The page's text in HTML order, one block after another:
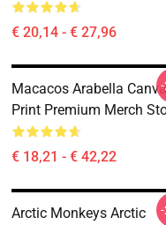
€ 20,14 - € 27,96
Macacos Arabella
Print Premium Merch
€ 18,21 - € 42,22
Arctic Monkeys Arctic